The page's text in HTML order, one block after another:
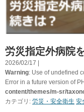
労災指定外病院
2026/02/17 |
Warning: Use of undefined
Error in a future version of
content/themes/m-sr/
カテゴリ: 労災・安全衛生 安